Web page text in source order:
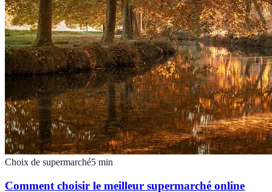
Choix de supermarché5 min
Comment choisir le meilleur supermarché online